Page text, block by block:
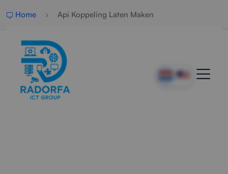
Home Api Koppeling Laten Maken